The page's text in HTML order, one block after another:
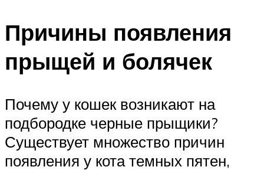
Причины появления
прыщей и болячек
Почему у кошек возникают на
подбородке черные прыщики?
Существует множество причин
появления у кота темных пятен,